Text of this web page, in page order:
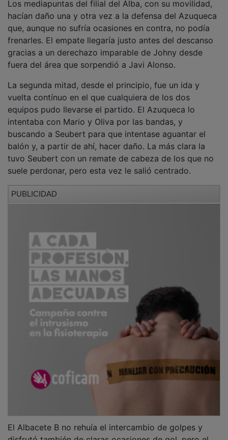
hacían daño una y otra vez a la defensa del Azuqueca
que, aunque no sufría ocasiones en contra, no podía
frenarles. El empate llegaría justo antes del descanso
gracias a un derechazo imparable de Johny desde
fuera del área que sorpendió a Javi Alonso.
vuelta contínuo en el que cualquiera de los dos
equipos pudo llevarse el partido. El Azuqueca lo
intentaba con Mario y Oliva por las bandas, y
buscando a Seubert para que intentase aguantar el
balón y, a partir de ahí, hacer daño. La más clara la
tuvo Seubert con un remate de cabeza de los que no
suele perdonar, pero esta vez le salió centrado.
disfrutó también de claras ocasiones de gol, pero el